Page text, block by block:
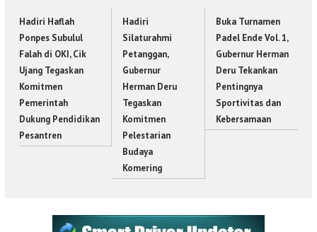
Hadiri Haflah
Ponpes Subulul
Falah di OKI, Cik
Ujang Tegaskan
Komitmen
Pemerintah
Dukung Pendidikan
Pesantren
Hadiri
Silaturahmi
Petanggan,
Gubernur
Herman Deru
Tegaskan
Komitmen
Pelestarian
Budaya
Komering
Buka Turnamen
Padel Ende Vol. 1,
Gubernur Herman
Deru Tekankan
Pentingnya
Sportivitas dan
Kebersamaan